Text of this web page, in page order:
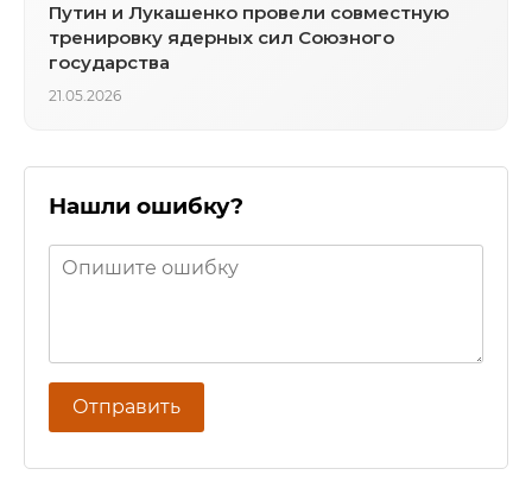
Путин и Лукашенко провели совместную
тренировку ядерных сил Союзного
государства
21.05.2026
Нашли ошибку?
Отправить